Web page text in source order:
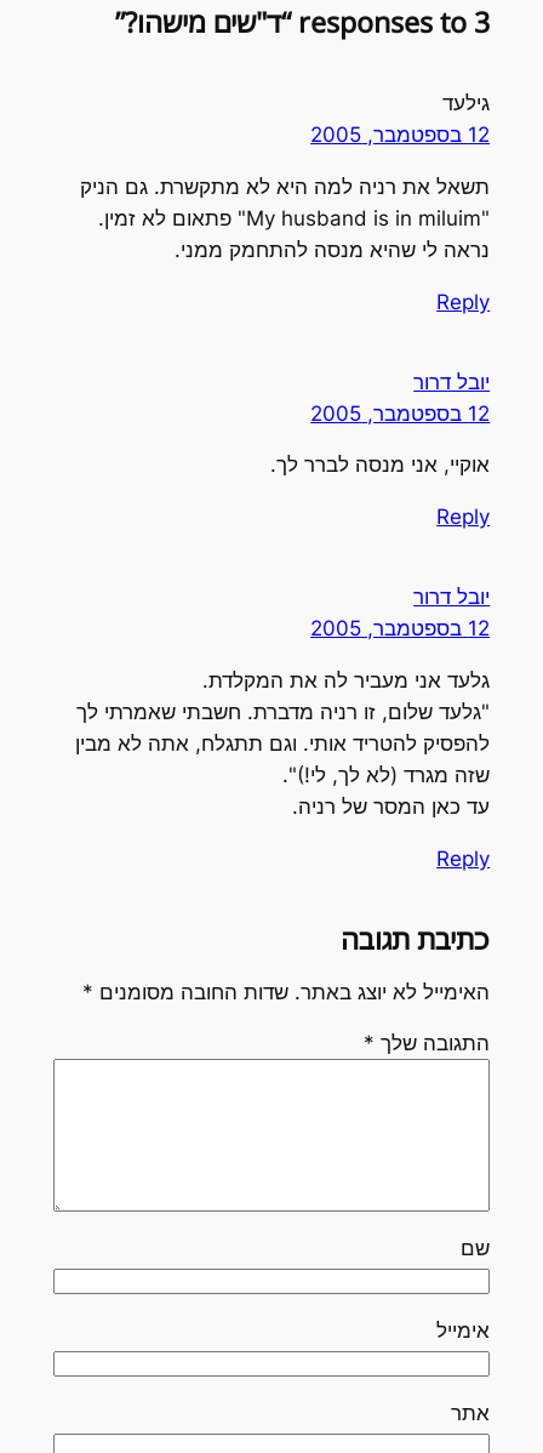
3 responses to “ד"שים מישהו?”
גילעד
12 בספטמבר, 2005
תשאל את רניה למה היא לא מתקשרת. גם הניק
"My husband is in miluim" פתאום לא זמין.
נראה לי שהיא מנסה להתחמק ממני.
Reply
יובל דרור
12 בספטמבר, 2005
אוקיי, אני מנסה לברר לך.
Reply
יובל דרור
12 בספטמבר, 2005
גלעד אני מעביר לה את המקלדת.
"גלעד שלום, זו רניה מדברת. חשבתי שאמרתי לך
להפסיק להטריד אותי. וגם תתגלח, אתה לא מבין
שזה מגרד (לא לך, לי!)".
עד כאן המסר של רניה.
Reply
כתיבת תגובה
האימייל לא יוצג באתר. שדות החובה מסומנים *
התגובה שלך *
שם
אימייל
אתר